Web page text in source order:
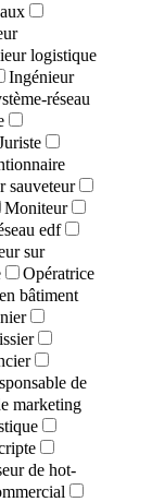
logistique
Ingénieur
réseau
sauveteur
Moniteur
edf
sur
Opératrice
bâtiment
de
marketing
de hot-